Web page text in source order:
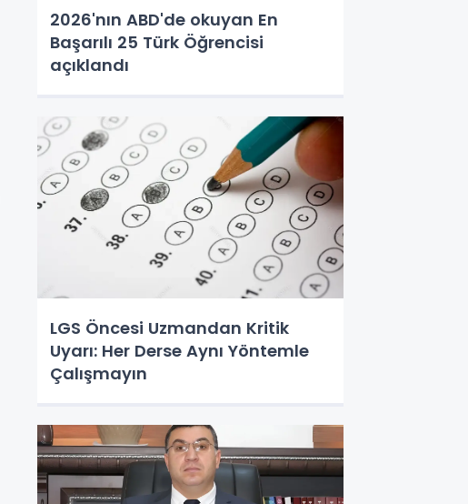
2026'nın ABD'de okuyan En
Başarılı 25 Türk Öğrencisi
açıklandı
LGS Öncesi Uzmandan Kritik
Uyarı: Her Derse Aynı Yöntemle
Çalışmayın